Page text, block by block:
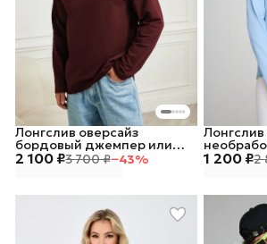
2 100 ₽3 700 ₽−43%
Лонгслив оверсайз
бордовый джемпер или
свитшот рваный 1 200 ₽2
тонкий